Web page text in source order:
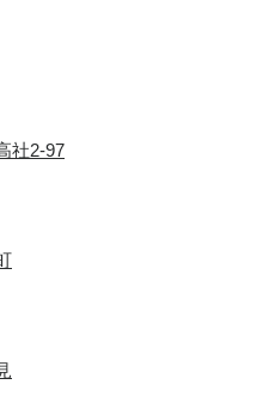
社2-97